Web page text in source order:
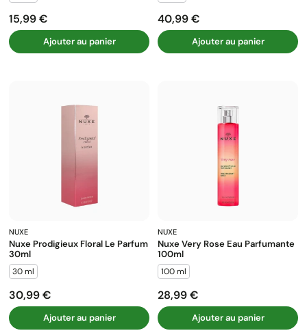
Prix
15,99 €
Ajouter au panier
Prix
40,99 €
Ajouter au panier
NUXE
Nuxe Prodigieux Floral Le Parfum
30ml
30 ml
Prix
30,99 €
Ajouter au panier
NUXE
Nuxe Very Rose Eau Parfumante
100ml
100 ml
Prix
28,99 €
Ajouter au panier